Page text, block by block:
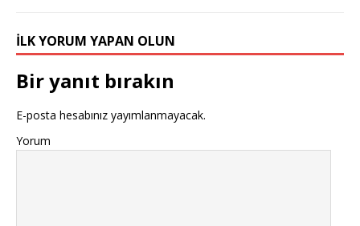
İLK YORUM YAPAN OLUN
Bir yanıt bırakın
E-posta hesabınız yayımlanmayacak.
Yorum